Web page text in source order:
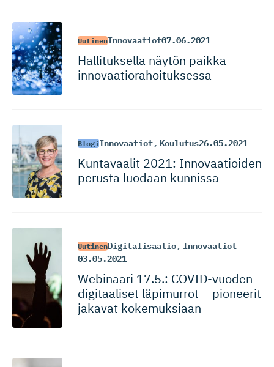
UutinenInnovaatiot07.06.2021
Hallituksella näytön paikka
innovaatio­ra­hoi­tuksessa
BlogiInnovaatiot, Koulutus26.05.2021
Kuntavaalit 2021: Innovaatioiden
perusta luodaan kunnissa
UutinenDigitalisaatio, Innovaatiot
03.05.2021
Webinaari 17.5.: COVID-vuoden
digitaaliset läpimurrot – pioneerit
jakavat kokemuksiaan